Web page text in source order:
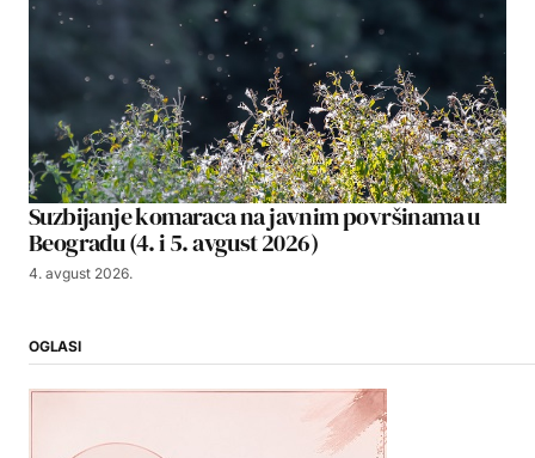
Suzbijanje komaraca na javnim površinama u
Beogradu (4. i 5. avgust 2026)
4. avgust 2026.
OGLASI